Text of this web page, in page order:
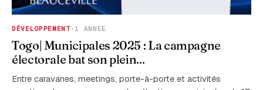
DÉVELOPPEMENT·1 ANNÉE
Togo| Municipales 2025 : La campagne
électorale bat son plein...
Entre caravanes, meetings, porte-à-porte et activités